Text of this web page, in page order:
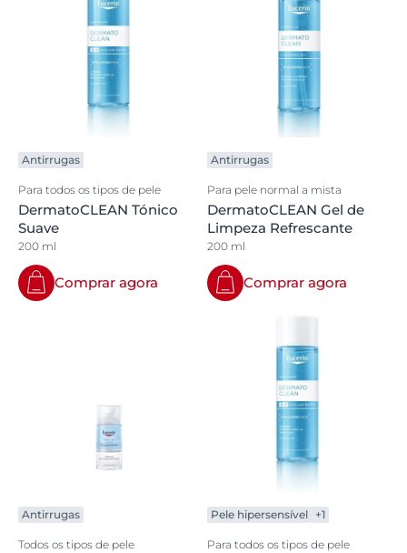
Antirrugas
Para todos os tipos de pele
DermatoCLEAN Tónico
Suave
200 ml
Comprar agora
Antirrugas
Para pele normal a mista
DermatoCLEAN Gel de
Limpeza Refrescante
200 ml
Comprar agora
Antirrugas
Todos os tipos de pele
Pele hipersensível +1
Para todos os tipos de pele